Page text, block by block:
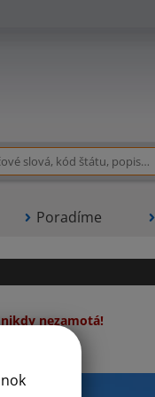
Poradíme
nezamotá!